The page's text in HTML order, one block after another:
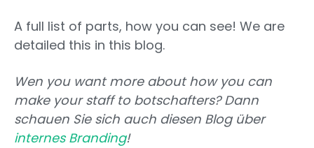
A full list of parts, how you can see! We are
detailed this in this blog.
Wen you want more about how you can
make your staff to botschafters? Dann
schauen Sie sich auch diesen Blog über
internes Branding!